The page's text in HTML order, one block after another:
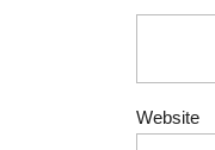
Website